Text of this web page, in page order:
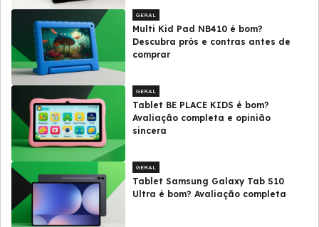
GERAL
Multi Kid Pad NB410 é bom?
Descubra prós e contras antes de
comprar
GERAL
Tablet BE PLACE KIDS é bom?
Avaliação completa e opinião
sincera
GERAL
Tablet Samsung Galaxy Tab S10
Ultra é bom? Avaliação completa